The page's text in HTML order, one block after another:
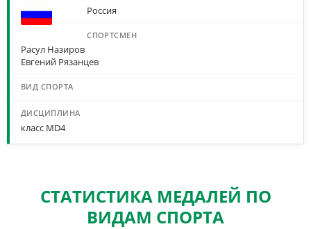
Россия
Расул Назиров
Евгений Рязанцев
класс MD4
СТАТИСТИКА МЕДАЛЕЙ ПО
ВИДАМ СПОРТА